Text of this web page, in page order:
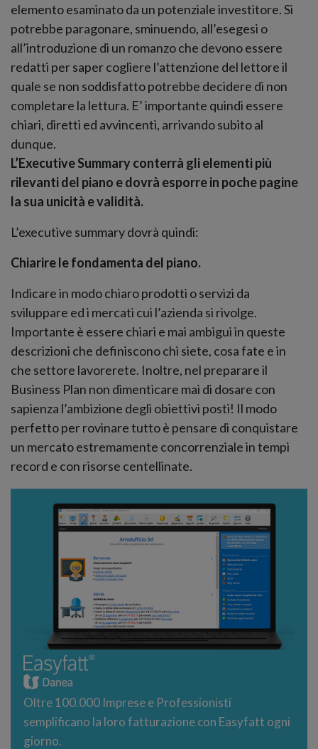
elemento esaminato da un potenziale investitore. Si
potrebbe paragonare, sminuendo, all’esegesi o
all’introduzione di un romanzo che devono essere
redatti per saper cogliere l’attenzione del lettore il
quale se non soddisfatto potrebbe decidere di non
completare la lettura. E’ importante quindi essere
chiari, diretti ed avvincenti, arrivando subito al
dunque.
L’Executive Summary conterrà gli elementi più
rilevanti del piano e dovrà esporre in poche pagine
la sua unicità e validità.
L’executive summary dovrà quindi:
Chiarire le fondamenta del piano.
Indicare in modo chiaro prodotti o servizi da
sviluppare ed i mercati cui l’azienda si rivolge.
Importante è essere chiari e mai ambigui in queste
descrizioni che definiscono chi siete, cosa fate e in
che settore lavorerete. Inoltre, nel preparare il
Business Plan non dimenticare mai di dosare con
sapienza l’ambizione degli obiettivi posti! Il modo
perfetto per rovinare tutto è pensare di conquistare
un mercato estremamente concorrenziale in tempi
record e con risorse centellinate.
Oltre 100.000 Imprese e Professionisti
semplificano la loro fatturazione con Easyfatt ogni
giorno.